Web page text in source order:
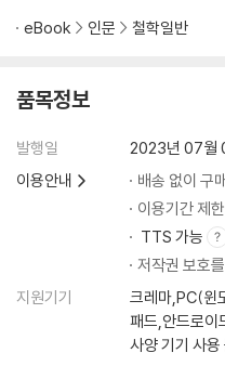
우연처럼 보이는 필연 _프로이트
이해할 수도 없고 어찌할 수도 없
신화를 이해하는 방식에 대하여 _
아인슈타인이 2,500년 만에 해결
슈타인
[에필로그] 묻히고 사라질 것 같
eBook 인문 철학일반
품목정보
발행일
2023년 07월
이용안내
배송 없이 구
이용기간 제
TTS 가능
저작권 보호
지원기기
크레마,PC(윈
패드,안드로이
사양 기기 사